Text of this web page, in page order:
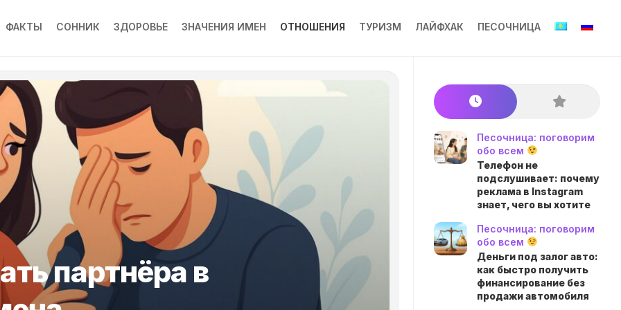
ФАКТЫ СОННИК ЗДОРОВЬЕ ЗНАЧЕНИЯ ИМЕН ОТНОШЕНИЯ ТУРИЗМ ЛАЙФХАК ПЕСОЧНИЦА
партнёра в
Песочница: поговорим
обо всем
Телефон не
подслушивает: почему
реклама в Instagram
знает, чего вы хотите
Песочница: поговорим
обо всем
Деньги под залог авто:
как быстро получить
финансирование без
продажи автомобиля